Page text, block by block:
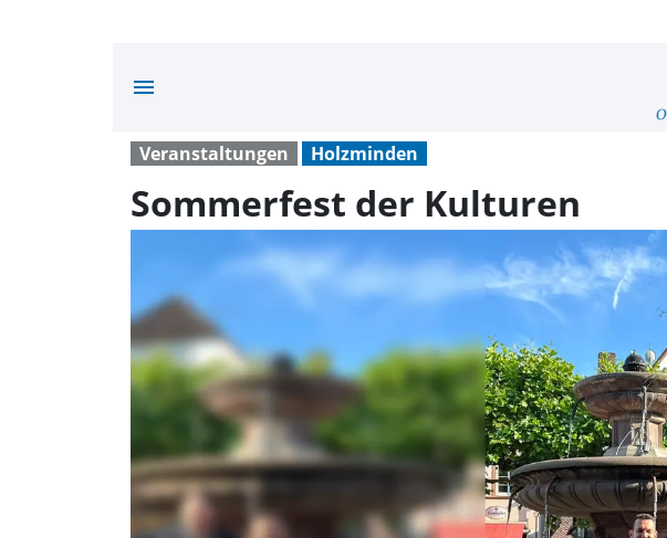
menu
Veranstaltungen Holzminden
Sommerfest der Kulturen